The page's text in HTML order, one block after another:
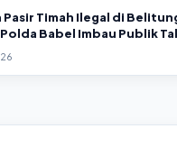
Pasir Timah Ilegal di
Babel Imbau Publik